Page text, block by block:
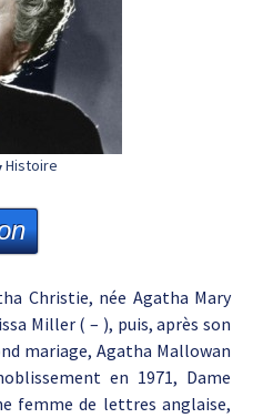
Histoire
Christie, née Agatha Mary
Miller ( – ), puis, après son
mariage, Agatha Mallowan
en 1971, Dame
femme de lettres anglaise,